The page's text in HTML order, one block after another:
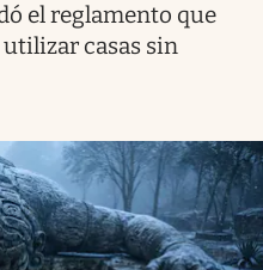
el reglamento que
casas sin